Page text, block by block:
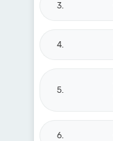
3.
4.
5.
6.